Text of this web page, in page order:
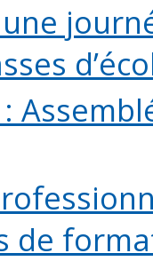
une
de